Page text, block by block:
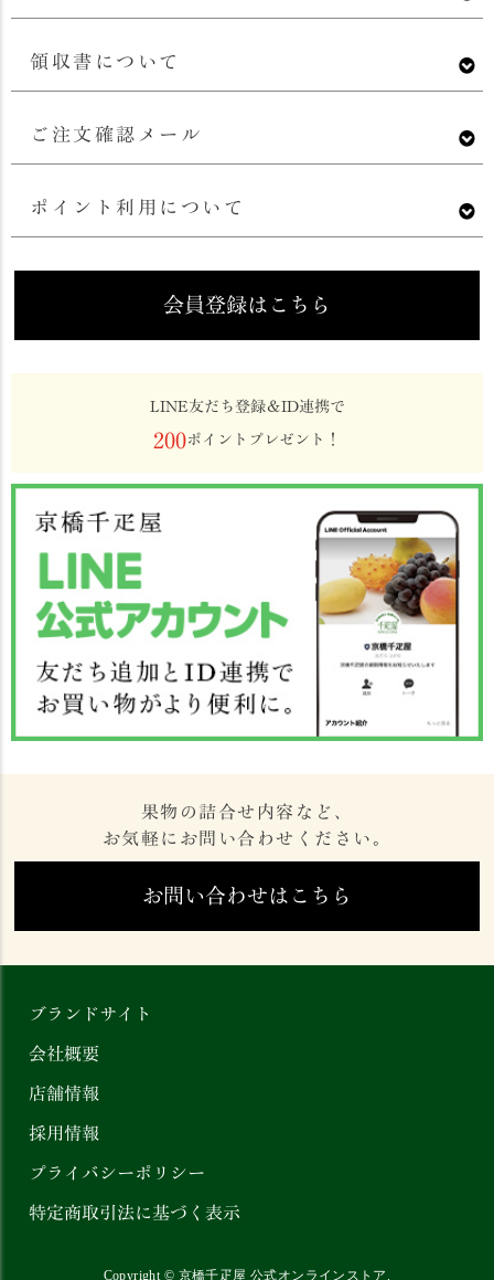
領収書について
ご注文確認メール
ポイント利用について
会員登録はこちら
LINE友だち登録＆ID連携で
200ポイントプレゼント！
果物の詰合せ内容など、
お気軽にお問い合わせください。
お問い合わせはこちら
ブランドサイト
会社概要
店舗情報
採用情報
プライバシーポリシー
特定商取引法に基づく表示
Copyright © 京橋千疋屋 公式オンラインストア .